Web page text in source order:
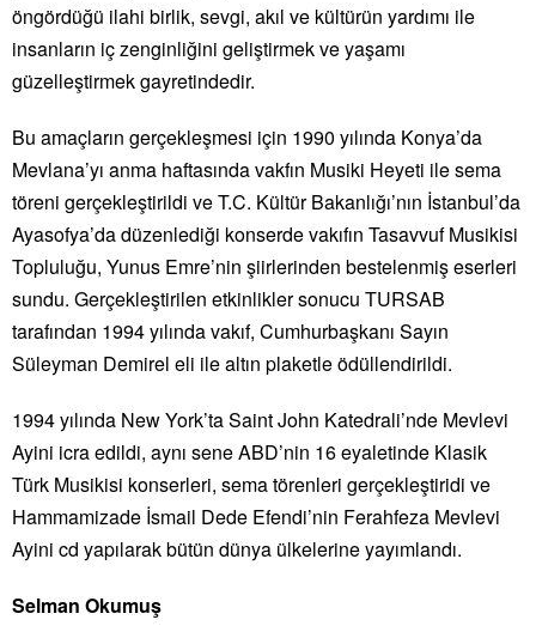
öngördüğü ilahi birlik, sevgi, akıl ve kültürün yardımı ile
insanların iç zenginliğini geliştirmek ve yaşamı
güzelleştirmek gayretindedir.
Bu amaçların gerçekleşmesi için 1990 yılında Konya’da
Mevlana’yı anma haftasında vakfın Musiki Heyeti ile sema
töreni gerçekleştirildi ve T.C. Kültür Bakanlığı’nın İstanbul’da
Ayasofya’da düzenlediği konserde vakıfın Tasavvuf Musikisi
Topluluğu, Yunus Emre’nin şiirlerinden bestelenmiş eserleri
sundu. Gerçekleştirilen etkinlikler sonucu TURSAB
tarafından 1994 yılında vakıf, Cumhurbaşkanı Sayın
Süleyman Demirel eli ile altın plaketle ödüllendirildi.
1994 yılında New York’ta Saint John Katedrali’nde Mevlevi
Ayini icra edildi, aynı sene ABD’nin 16 eyaletinde Klasik
Türk Musikisi konserleri, sema törenleri gerçekleştiridi ve
Hammamizade İsmail Dede Efendi’nin Ferahfeza Mevlevi
Ayini cd yapılarak bütün dünya ülkelerine yayımlandı.
Selman Okumuş